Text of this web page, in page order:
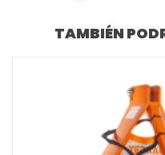
TAMBIÉN